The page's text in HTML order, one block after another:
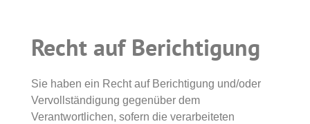
Recht auf Berichtigung
Sie haben ein Recht auf Berichtigung und/oder
Vervollständigung gegenüber dem
Verantwortlichen, sofern die verarbeiteten